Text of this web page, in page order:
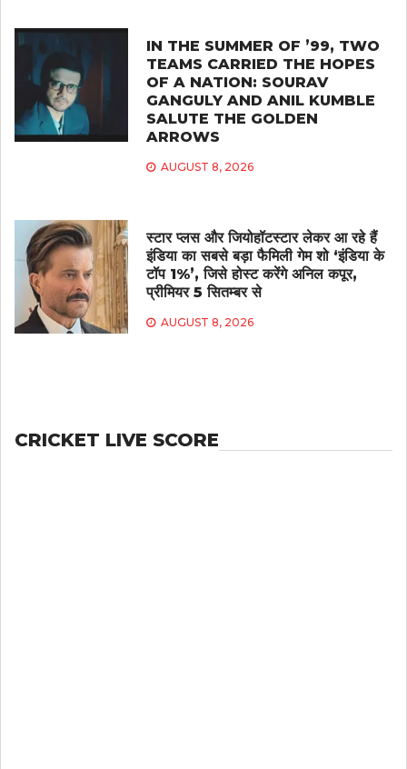
IN THE SUMMER OF ’99, TWO
TEAMS CARRIED THE HOPES
OF A NATION: SOURAV
GANGULY AND ANIL KUMBLE
SALUTE THE GOLDEN
ARROWS
AUGUST 8, 2026
स्टार प्लस और जियोहॉटस्टार लेकर आ रहे हैं
इंडिया का सबसे बड़ा फैमिली गेम शो ‘इंडिया के
टॉप 1%’, जिसे होस्ट करेंगे अनिल कपूर,
प्रीमियर 5 सितम्बर से
AUGUST 8, 2026
CRICKET LIVE SCORE